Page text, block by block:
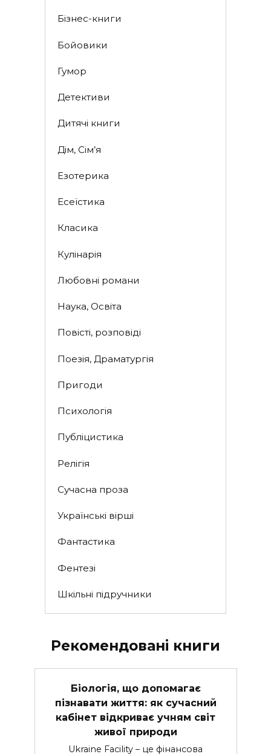
Бізнес-книги
Бойовики
Гумор
Детективи
Дитячі книги
Дім, Сім’я
Езотерика
Есеїстика
Класика
Кулінарія
Любовні романи
Наука, Освіта
Повісті, розповіді
Поезія, Драматургія
Пригоди
Психологія
Публіцистика
Релігія
Сучасна проза
Українські вірші
Фантастика
Фентезі
Шкільні підручники
Рекомендовані книги
Біологія, що допомагає
пізнавати життя: як сучасний
кабінет відкриває учням світ
живої природи
Ukraine Facility – це фінансова